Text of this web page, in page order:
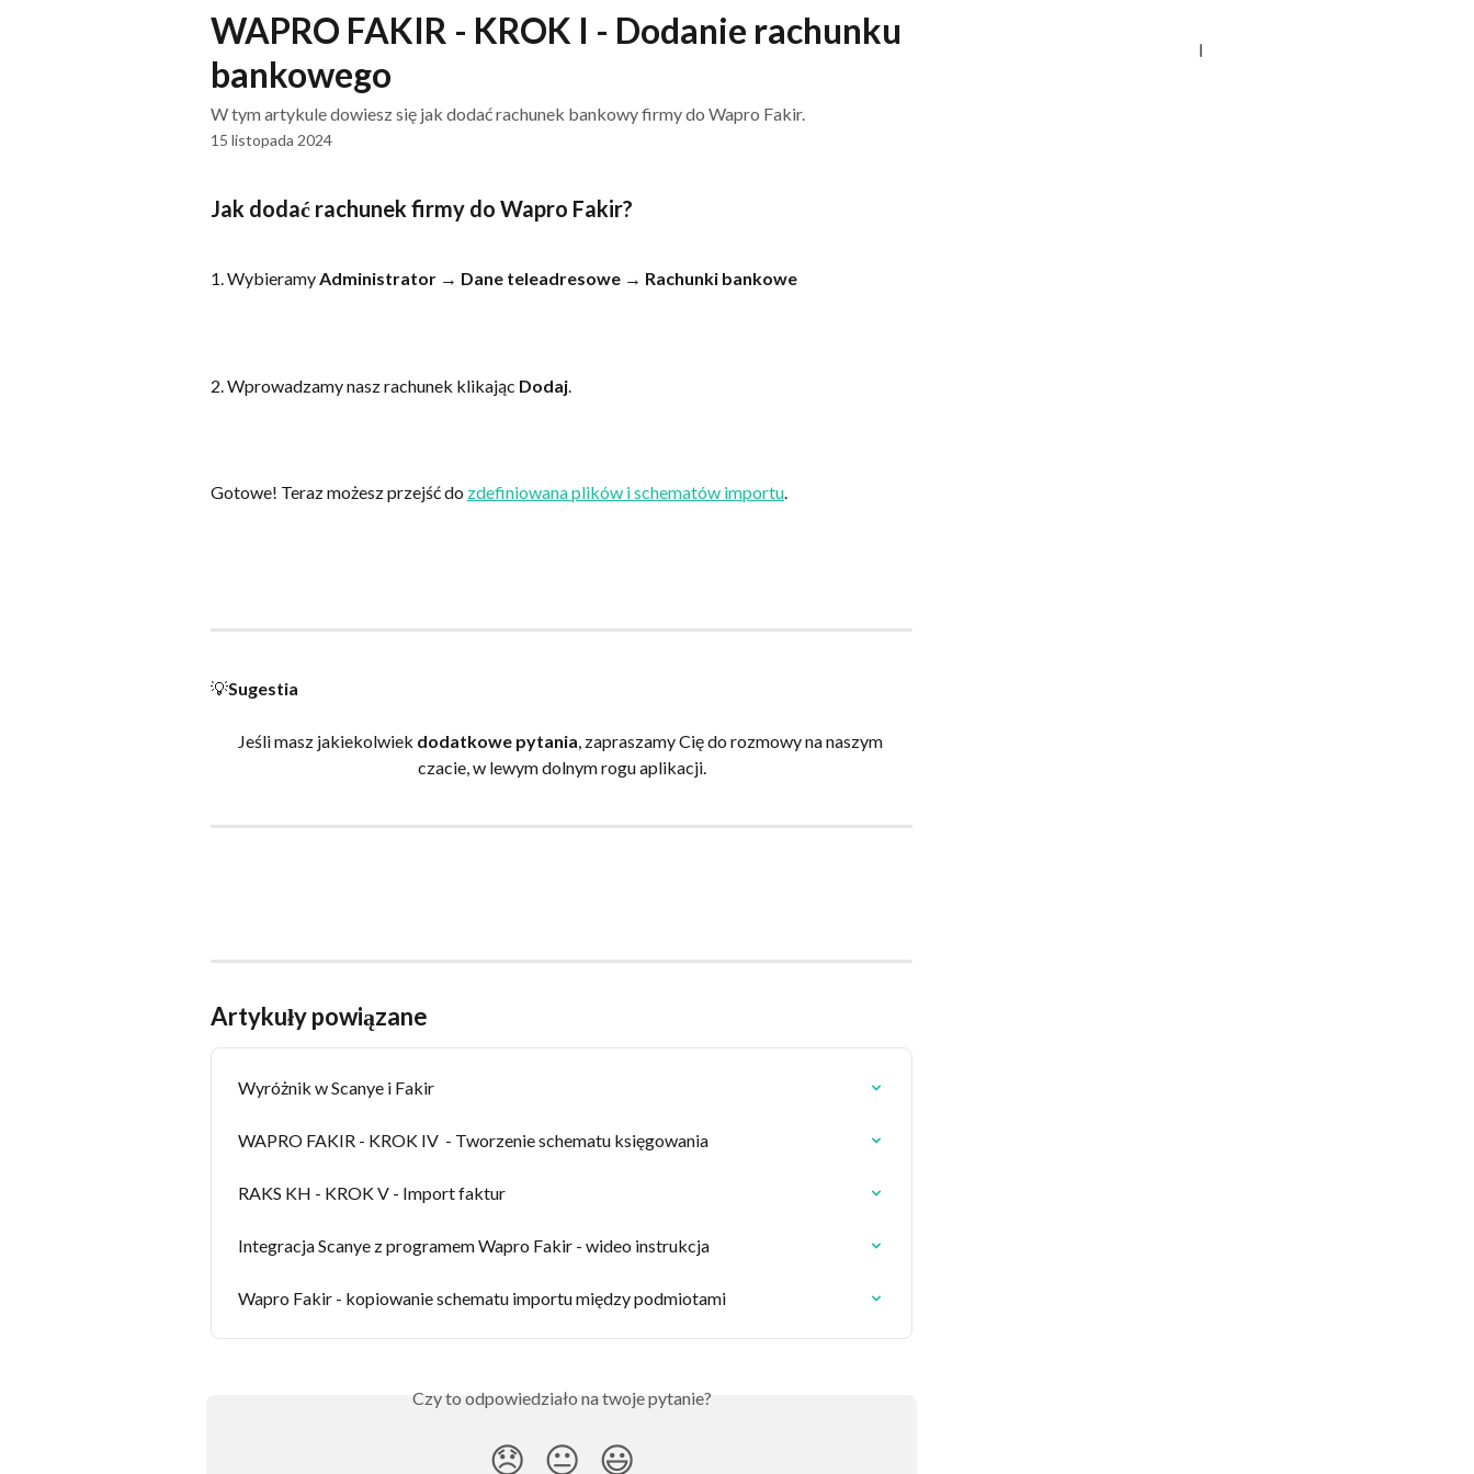
Przejdź do głównej zawartościWAPRO FAKIR - KROK I - Dodanie rachunku
bankowego
W tym artykule dowiesz się jak dodać rachunek bankowy firmy do Wapro Fakir.
15 listopada 2024
Jak dodać rachunek firmy do Wapro Fakir?
1. Wybieramy Administrator → Dane teleadresowe → Rachunki bankowe
2. Wprowadzamy nasz rachunek klikając Dodaj.
Gotowe! Teraz możesz przejść do zdefiniowana plików i schematów importu.
💡Sugestia
Jeśli masz jakiekolwiek dodatkowe pytania, zapraszamy Cię do rozmowy na naszym
czacie, w lewym dolnym rogu aplikacji.
Artykuły powiązane
Wyróżnik w Scanye i Fakir
WAPRO FAKIR - KROK IV  - Tworzenie schematu księgowania
RAKS KH - KROK V - Import faktur
Integracja Scanye z programem Wapro Fakir - wideo instrukcja
Wapro Fakir - kopiowanie schematu importu między podmiotami
Czy to odpowiedziało na twoje pytanie?
😞 😐 😃